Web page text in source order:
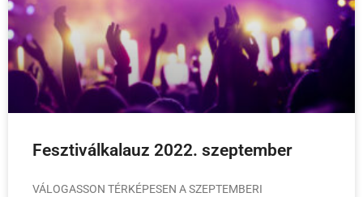
Fesztiválkalauz 2022. szeptember
VÁLOGASSON TÉRKÉPESEN A SZEPTEMBERI